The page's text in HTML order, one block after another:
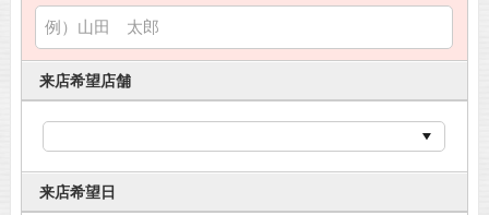
来店希望店舗
来店希望日